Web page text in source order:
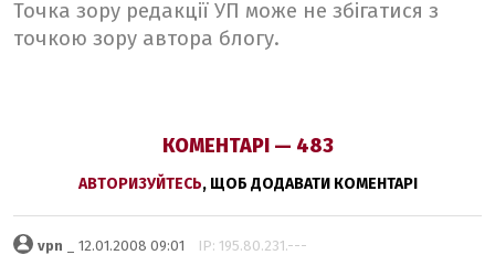
Точка зору редакції УП може не збігатися з
точкою зору автора блогу.
КОМЕНТАРІ — 483
АВТОРИЗУЙТЕСЬ, ЩОБ ДОДАВАТИ КОМЕНТАРІ
vpn _ 12.01.2008 09:01 IP: 195.80.231.---